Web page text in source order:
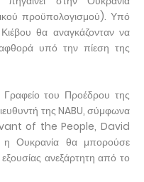
προϋπολογισμού). Υπό
θα αναγκάζονταν να
υπό την πίεση της
του Προέδρου της
της NABU, σύμφωνα
of the People, David
Ουκρανία θα μπορούσε
ανεξάρτητη από το